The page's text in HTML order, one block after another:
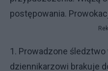
postępowania.
1. Prowadzone
dziennikarzowi brakuje